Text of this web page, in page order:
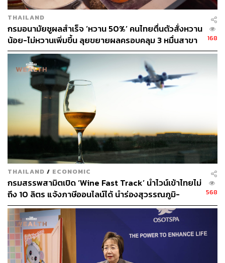
THAILAND
กรมอนามัยชูผลสำเร็จ ‘หวาน 50%’ คนไทยตื่นตัวสั่งหวาน
น้อย-ไม่หวานเพิ่มขึ้น ลุยขยายผลครอบคลุม 3 หมื่นสาขา
168
THAILAND / ECONOMIC
กรมสรรพสามิตเปิด ‘Wine Fast Track’ นำไวน์เข้าไทยไม่
ถึง 10 ลิตร แจ้งภาษีออนไลน์ได้ นำร่องสุวรรณภูมิ-
ดอนเมือง
568